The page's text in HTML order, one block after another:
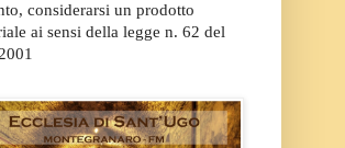
considerarsi un prodotto
ai sensi della legge n. 62 del